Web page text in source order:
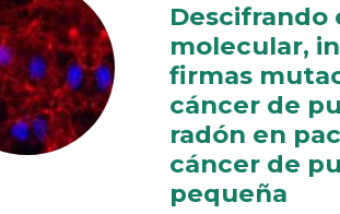
Descifrando
molecular,
firmas
cáncer de
radón en
cáncer de
pequeña